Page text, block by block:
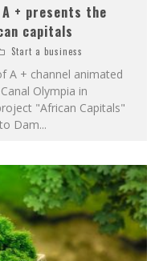
+ presents the
capitals
Start a business
A + channel animated
Olympia in
"African Capitals"
Dam...